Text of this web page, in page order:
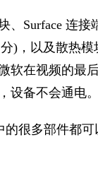
Surface 连
)，以及散热
软在视频的最
设备不会通电。
的很多部件都